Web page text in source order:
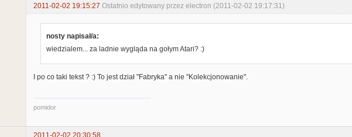
2011-02-02 19:15:27 Ostatnio edytowany przez electron (2011-02-02 19:17:31)
nosty napisał/a:
wiedzialem... za ladnie wygląda na gołym Atari? :)
I po co taki tekst ? :) To jest dział "Fabryka" a nie "Kolekcjonowanie".
pomidor
2011-02-02 20:30:58